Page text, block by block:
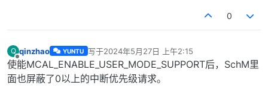
0
Q
离线
qinzhao YUNTU 写于2024年5月27日 上午2:15
最后由 编辑
使能MCAL_ENABLE_USER_MODE_SUPPORT后，SchM里
面也屏蔽了0以上的中断优先级请求。